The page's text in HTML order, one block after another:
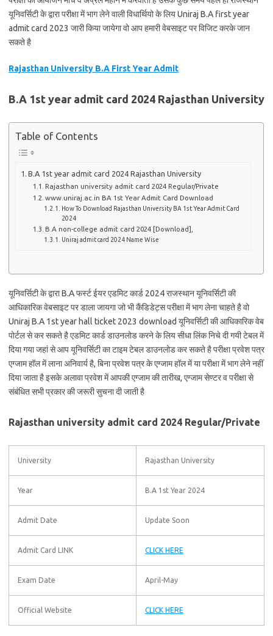
यूनिवर्सिटी के द्वारा परीक्षा में भाग लेने वाली विधार्थियो के लिय Uniraj B.A first year
admit card 2023 जारी किया जायेगा वो आप हमारी वेबसाइट पर विजिट करके जान
सकते है
Rajasthan University B.A First Year Admit
B.A 1st year admit card 2024 Rajasthan University
Table of Contents
B.A 1st year admit card 2024 Rajasthan University
Rajasthan university admit card 2024 Regular/Private
www.uniraj.ac.in BA 1st Year Admit Card Download
How To Download Rajasthan University BA 1st Year Admit Card
2024
B.A non-college admit card 2024 [Download],
Uniraj admit card 2024 Name Wise
यूनिवर्सिटी के द्वारा B.A फर्स्ट ईयर एडमिट कार्ड 2024 राजस्थान यूनिवर्सिटी की
आधिकारिक वेबसाइट पर डाला जायगा जो भी कैंडिडेट्स परीक्षा में भाग लेना चाहते है वो
Uniraj B.A 1st year hall ticket 2023 download यूनिवर्सिटी की आधिकारिक वेब
पोर्टल से कर सकते है एडमिट कार्ड डाउनलोड करने के लिय सीधा लिंक निचे दी गयी टेबल में
दिया गया जहां से आप यूनिवर्सिटी का टाइम टेबल डाउनलोड कर सकते है परीक्षा प्रवेश पत्र
एग्जाम हॉल में लाना अनिवार्य है, बिना प्रवेश पत्र के एग्जाम हॉल में या परीक्षा में भाग लेने नहीं
दिया जाता है इसके अलावा प्रवेश में आपकी एग्जाम की तारीख, एग्जाम सेण्टर व परीक्षा से
संबंधित सभी प्रकार की जरूरी सुचना दी जाती है
Rajasthan university admit card 2024 Regular/Private
University Rajasthan University
Year B.A 1st Year 2024
Admit Date Update Soon
Admit Card LINK CLICK HERE
Exam Date April-May
Official Website CLICK HERE